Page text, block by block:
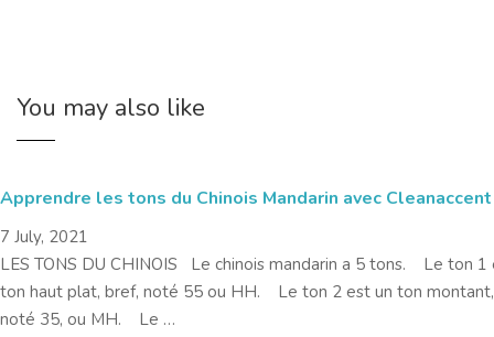
You may also like
Apprendre les tons du Chinois Mandarin avec Cleanaccent
7 July, 2021
LES TONS DU CHINOIS Le chinois mandarin a 5 tons. Le ton 1
ton haut plat, bref, noté 55 ou HH. Le ton 2 est un ton
noté 35, ou MH. Le …